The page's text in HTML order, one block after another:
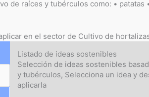
de raíces y tubérculos como: • patatas
en el sector de Cultivo de
Listado de ideas sostenibles
Selección de ideas sostenibles
y tubérculos, Selecciona un idea y
aplicarla